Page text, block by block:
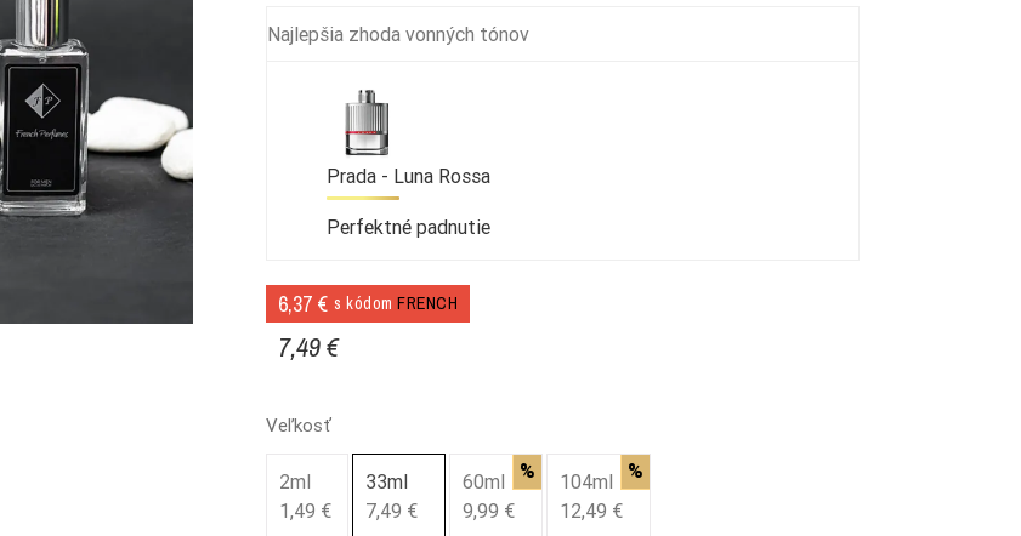
Najlepšia zhoda vonných tónov
Prada - Luna Rossa
Perfektné padnutie
6,37 € s kódom FRENCH
7,49 €
Veľkosť
2ml
1,49 €
33ml
7,49 €
60ml %
9,99 €
104ml %
12,49 €